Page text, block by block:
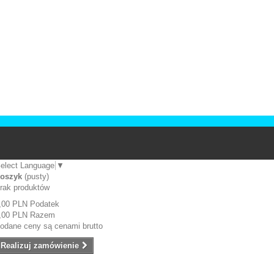
Language ▼
(pusty)
produktów
PLN Podatek
PLN Razem
ceny są cenami brutto
Realizuj zamówienie